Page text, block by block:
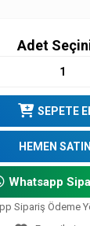
Adet
SEPETE
HEMEN
Whatsapp
Sipariş Ödeme